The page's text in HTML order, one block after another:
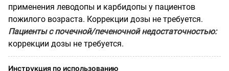
применения леводопы и карбидопы у пациентов
пожилого возраста. Коррекции дозы не требуется.
Пациенты с почечной/печеночной недостаточностью:
коррекции дозы не требуется.
Инструкция по использованию